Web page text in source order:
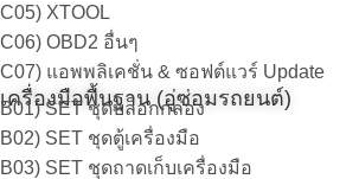
C05) XTOOL
C06) OBD2 อื่นๆ
C07) แอพพลิเคชั่น & ซอฟต์แวร์ Update
เครื่องมือพื้นฐาน (อู่ซ่อมรถยนต์)
B01) SET ชุดบล็อกกล่อง
B02) SET ชุดตู้เครื่องมือ
B03) SET ชุดถาดเก็บเครื่องมือ